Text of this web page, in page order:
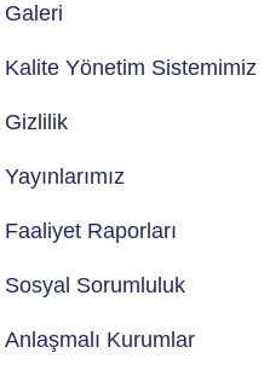
Galeri
Kalite Yönetim Sistemimiz
Gizlilik
Yayınlarımız
Faaliyet Raporları
Sosyal Sorumluluk
Anlaşmalı Kurumlar